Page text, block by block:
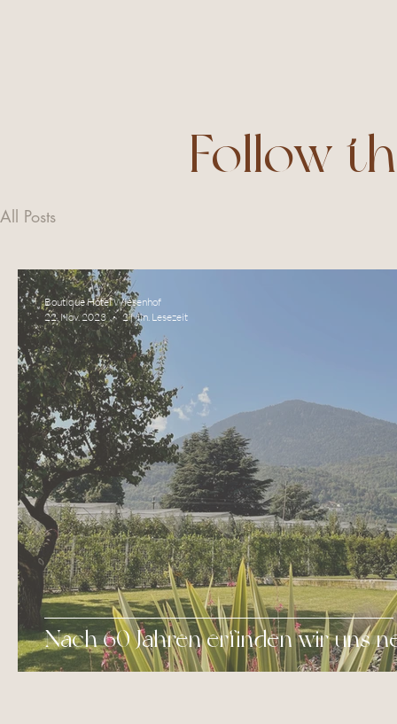
Follow
All Posts
Nach 60 Jahren erfinden wir uns
Boutique Hotel Wiesenhof
22. Nov. 2023
2 Min. Lesezeit